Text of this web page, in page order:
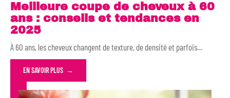
Meilleure coupe de cheveux à 60
ans : conseils et tendances en
2025
À 60 ans, les cheveux changent de texture, de densité et parfois…
EN SAVOIR PLUS